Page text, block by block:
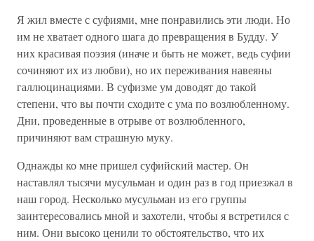
Я жил вместе с суфиями, мне понравились эти люди. Но
им не хватает одного шага до превращения в Будду. У
них красивая поэзия (иначе и быть не может, ведь суфии
сочиняют их из любви), но их переживания навеяны
галлюцинациями. В суфизме ум доводят до такой
степени, что вы почти сходите с ума по возлюбленному.
Дни, проведенные в отрыве от возлюбленного,
причиняют вам страшную муку.
Однажды ко мне пришел суфийский мастер. Он
наставлял тысячи мусульман и один раз в год приезжал в
наш город. Несколько мусульман из его группы
заинтересовались мной и захотели, чтобы я встретился с
ним. Они высоко ценили то обстоятельство, что их